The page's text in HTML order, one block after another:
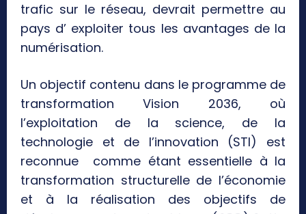
trafic sur le réseau, devrait permettre au
pays d’ exploiter tous les avantages de la
numérisation.
Un objectif contenu dans le programme de
transformation Vision 2036, où
l’exploitation de la science, de la
technologie et de l’innovation (STI) est
reconnue comme étant essentielle à la
transformation structurelle de l’économie
et à la réalisation des objectifs de